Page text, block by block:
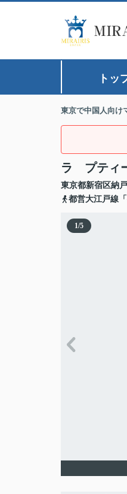
トッ
東京で中国人向け
ラ プティ
東京都新宿区納戸
都営大江戸線
1/5